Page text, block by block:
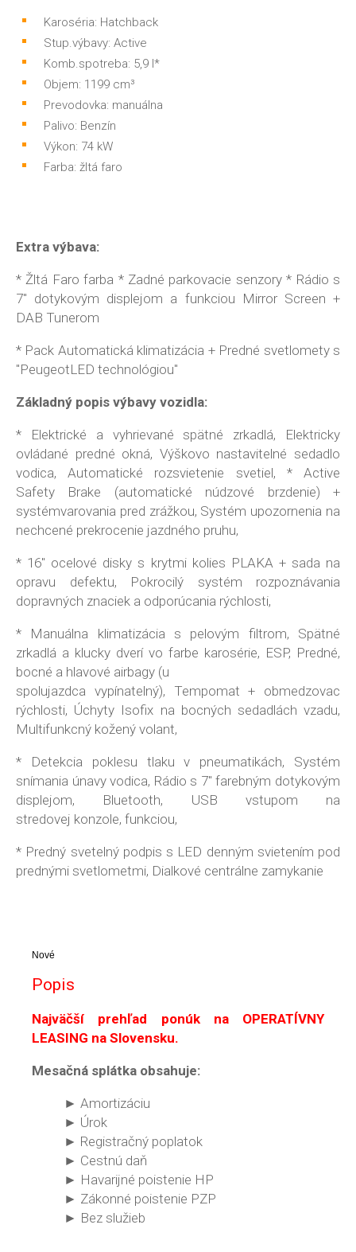
Karoséria: Hatchback
Stup.výbavy: Active
Komb.spotreba: 5,9 l*
Objem: 1199 cm³
Prevodovka: manuálna
Palivo: Benzín
Výkon: 74 kW
Farba: žltá faro
Extra výbava:
* Žltá Faro farba * Zadné parkovacie senzory * Rádio s
7" dotykovým displejom a funkciou Mirror Screen +
DAB Tunerom
* Pack Automatická klimatizácia + Predné svetlomety s
"PeugeotLED technológiou"
Základný popis výbavy vozidla:
* Elektrické a vyhrievané spätné zrkadlá, Elektricky
ovládané predné okná, Výškovo nastavitelné sedadlo
vodica, Automatické rozsvietenie svetiel, * Active
Safety Brake (automatické núdzové brzdenie) +
systémvarovania pred zrážkou, Systém upozornenia na
nechcené prekrocenie jazdného pruhu,
* 16" ocelové disky s krytmi kolies PLAKA + sada na
opravu defektu, Pokrocilý systém rozpoznávania
dopravných znaciek a odporúcania rýchlosti,
* Manuálna klimatizácia s pelovým filtrom, Spätné
zrkadlá a klucky dverí vo farbe karosérie, ESP, Predné,
bocné a hlavové airbagy (u
spolujazdca vypínatelný), Tempomat + obmedzovac
rýchlosti, Úchyty Isofix na bocných sedadlách vzadu,
Multifunkcný kožený volant,
* Detekcia poklesu tlaku v pneumatikách, Systém
snímania únavy vodica, Rádio s 7" farebným dotykovým
displejom, Bluetooth, USB vstupom na
stredovej konzole, funkciou,
* Predný svetelný podpis s LED denným svietením pod
prednými svetlometmi, Dialkové centrálne zamykanie
Nové
Popis
Najväčší prehľad ponúk na OPERATÍVNY
LEASING na Slovensku.
Mesačná splátka obsahuje:
► Amortizáciu
► Úrok
► Registračný poplatok
► Cestnú daň
► Havarijné poistenie HP
► Zákonné poistenie PZP
► Bez služieb